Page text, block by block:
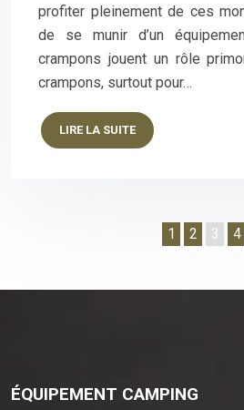
profiter pleinement de ces
de se munir d’un
crampons jouent un rôle
crampons, surtout pour…
LIRE LA SUITE
1 2 3 4
ÉQUIPEMENT CAMPING